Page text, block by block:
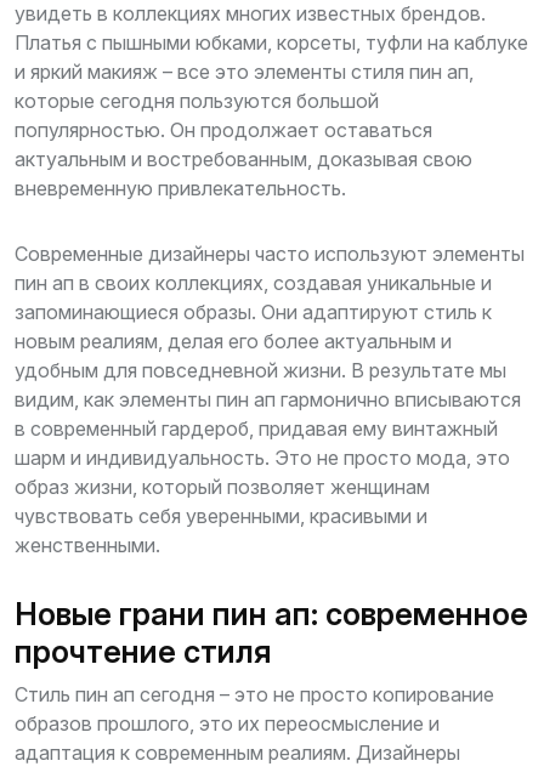
увидеть в коллекциях многих известных брендов.
Платья с пышными юбками, корсеты, туфли на каблуке
и яркий макияж – все это элементы стиля пин ап,
которые сегодня пользуются большой
популярностью. Он продолжает оставаться
актуальным и востребованным, доказывая свою
вневременную привлекательность.
Современные дизайнеры часто используют элементы
пин ап в своих коллекциях, создавая уникальные и
запоминающиеся образы. Они адаптируют стиль к
новым реалиям, делая его более актуальным и
удобным для повседневной жизни. В результате мы
видим, как элементы пин ап гармонично вписываются
в современный гардероб, придавая ему винтажный
шарм и индивидуальность. Это не просто мода, это
образ жизни, который позволяет женщинам
чувствовать себя уверенными, красивыми и
женственными.
Новые грани пин ап: современное
прочтение стиля
Стиль пин ап сегодня – это не просто копирование
образов прошлого, это их переосмысление и
адаптация к современным реалиям. Дизайнеры